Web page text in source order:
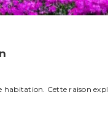
habitation. Cette raison